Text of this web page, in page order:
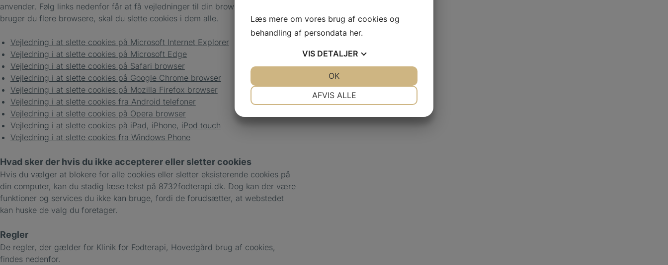
anvender. Følg links nedenfor får at få vejledninger til din browser. Husk, at
bruger du flere browsere, skal du slette cookies i dem alle.
Vejledning i at slette cookies på Microsoft Internet Explorer
Vejledning i at slette cookies på Microsoft Edge
Vejledning i at slette cookies på Safari browser
Vejledning i at slette cookies på Google Chrome browser
Vejledning i at slette cookies på Mozilla Firefox browser
Vejledning i at slette cookies fra Android telefoner
Vejledning i at slette cookies på Opera browser
Vejledning i at slette cookies på iPad, iPhone, iPod touch
Vejledning i at slette cookies fra Windows Phone
Hvad sker der hvis du ikke accepterer eller sletter cookies
Hvis du vælger at blokere for alle cookies eller sletter eksisterende cookies på
din computer, kan du stadig læse tekst på 8732fodterapi.dk. Dog kan der være
funktioner og services du ikke kan bruge, fordi de forudsætter, at webstedet
kan huske de valg du foretager.
Regler
De regler, der gælder for Klinik for Fodterapi, Hovedgård brug af cookies,
findes nedenfor.
Læs mere om vores brug af cookies og
behandling af persondata her.
VIS DETALJER
AFVIS ALLE
OK